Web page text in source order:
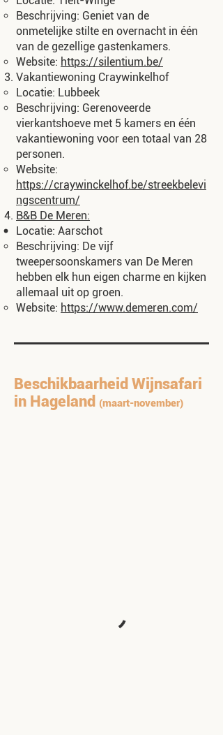
Beschrijving: Geniet van de
onmetelijke stilte en overnacht in één
van de gezellige gastenkamers.
Website: https://silentium.be/
Vakantiewoning Craywinkelhof
Locatie: Lubbeek
Beschrijving: Gerenoveerde
vierkantshoeve met 5 kamers en één
vakantiewoning voor een totaal van 28
personen.
Website:
https://craywinckelhof.be/streekbelevi
ngscentrum/
B&B De Meren:
Locatie: Aarschot
Beschrijving: De vijf
tweepersoonskamers van De Meren
hebben elk hun eigen charme en kijken
allemaal uit op groen.
Website: https://www.demeren.com/
Beschikbaarheid Wijnsafari
in Hageland (maart-november)